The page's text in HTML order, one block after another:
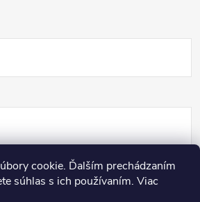
cookie. Ďalším prechádzaním
súhlas s ich používaním. Viac